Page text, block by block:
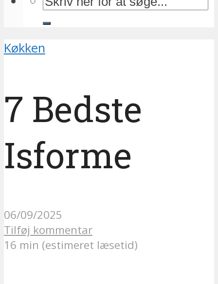
Køkken
7 Bedste
Isforme
06/09/2025
Tilføj kommentar
16 min (estimeret læsetid)